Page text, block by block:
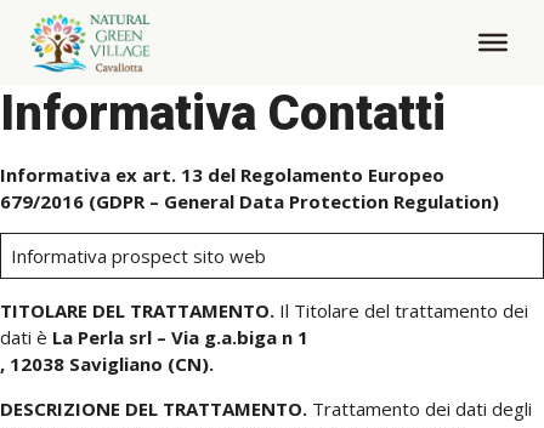
Informativa Contatti
Informativa ex art. 13 del Regolamento Europeo
679/2016 (GDPR – General Data Protection Regulation)
Informativa prospect sito web
TITOLARE DEL TRATTAMENTO. Il Titolare del trattamento dei
dati è La Perla srl – Via g.a.biga n 1
, 12038 Savigliano (CN).
DESCRIZIONE DEL TRATTAMENTO. Trattamento dei dati degli